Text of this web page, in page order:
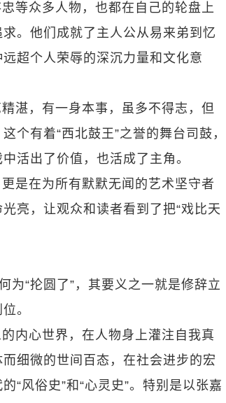
等众多人物，也都在自己的轮盘上
。他们成就了主人公从易来弟到忆
超个人荣辱的深沉力量和文化意
湛，有一身本事，虽多不得志，但
个有着“西北鼓王”之誉的舞台司鼓，
活出了价值，也活成了主角。
是在为所有默默无闻的艺术坚守者
亮，让观众和读者看到了把“戏比天
为“抡圆了”，其要义之一就是修辞立
。
内心世界，在人物身上灌注自我真
细微的世间百态，在社会进步的宏
“风俗史”和“心灵史”。特别是以张嘉